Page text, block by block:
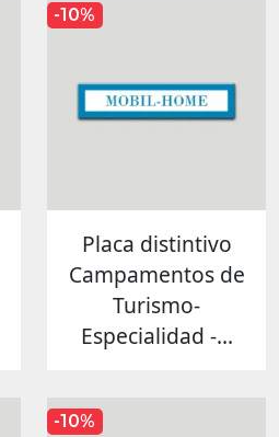
Placa distintivo
Campamentos de
Turismo-
Especialidad -...
-10%
-10%